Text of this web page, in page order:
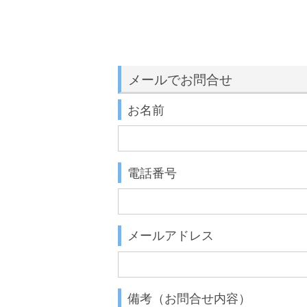
メールでお問合せ
お名前
電話番号
メールアドレス
備考（お問合せ内容）